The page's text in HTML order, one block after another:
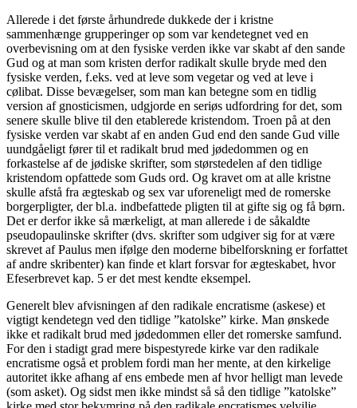
Allerede i det første århundrede dukkede der i kristne
sammenhænge grupperinger op som var kendetegnet ved en
overbevisning om at den fysiske verden ikke var skabt af den sande
Gud og at man som kristen derfor radikalt skulle bryde med den
fysiske verden, f.eks. ved at leve som vegetar og ved at leve i
cølibat. Disse bevægelser, som man kan betegne som en tidlig
version af gnosticismen, udgjorde en seriøs udfordring for det, som
senere skulle blive til den etablerede kristendom. Troen på at den
fysiske verden var skabt af en anden Gud end den sande Gud ville
uundgåeligt fører til et radikalt brud med jødedommen og en
forkastelse af de jødiske skrifter, som størstedelen af den tidlige
kristendom opfattede som Guds ord. Og kravet om at alle kristne
skulle afstå fra ægteskab og sex var uforeneligt med de romerske
borgerpligter, der bl.a. indbefattede pligten til at gifte sig og få børn.
Det er derfor ikke så mærkeligt, at man allerede i de såkaldte
pseudopaulinske skrifter (dvs. skrifter som udgiver sig for at være
skrevet af Paulus men ifølge den moderne bibelforskning er forfattet
af andre skribenter) kan finde et klart forsvar for ægteskabet, hvor
Efeserbrevet kap. 5 er det mest kendte eksempel.
Generelt blev afvisningen af den radikale encratisme (askese) et
vigtigt kendetegn ved den tidlige ”katolske” kirke. Man ønskede
ikke et radikalt brud med jødedommen eller det romerske samfund.
For den i stadigt grad mere bispestyrede kirke var den radikale
encratisme også et problem fordi man her mente, at den kirkelige
autoritet ikke afhang af ens embede men af hvor helligt man levede
(som asket). Og sidst men ikke mindst så så den tidlige ”katolske”